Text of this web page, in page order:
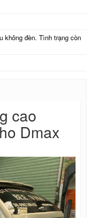
không đèn. Tình trạng còn
cao
Dmax